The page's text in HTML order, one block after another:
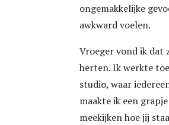
ongemakkelijke
awkward voelen.
Vroeger vond ik dat
herten. Ik werkte
studio, waar
maakte ik een
meekijken hoe jij